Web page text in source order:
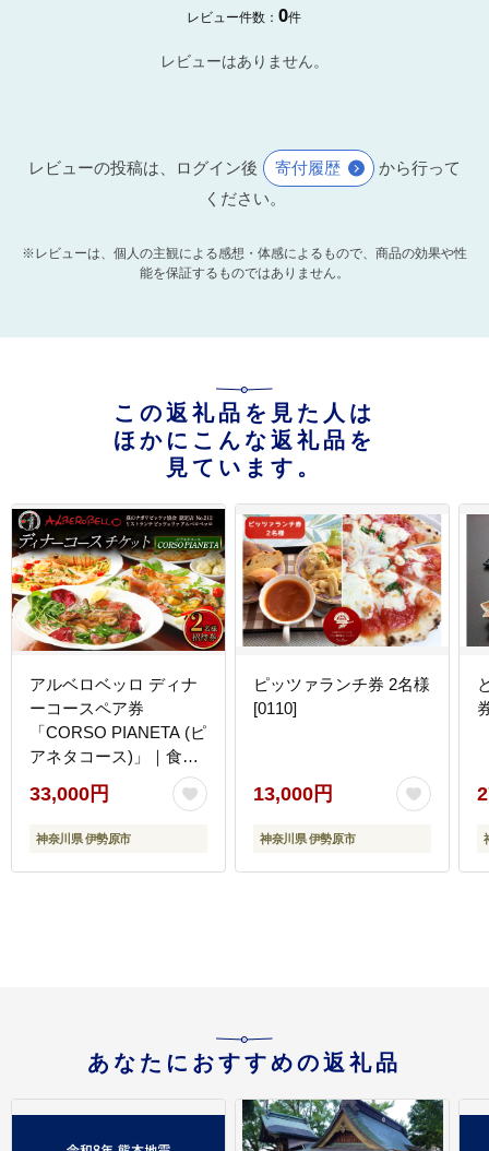
レビュー件数：0件
レビューはありません。
レビューの投稿は、ログイン後 寄付履歴
から行って
ください。
※レビューは、個人の主観による感想・体感によるもので、商品の効果や性
能を保証するものではありません。
この返礼品を見た人は
ほかにこんな返礼品を
見ています。
アルベロベッロ ディナ
ーコースペア券
「CORSO PIANETA (ピ
アネタコース)」｜食事
券 レストラン 贅沢 ご褒
美 グルメ 神奈川県 本格
薪窯焼きピッツア
33,000円
神奈川県 伊勢原市
ピッツァランチ券 2名様
[0110]
13,000円
神奈川県 伊勢原市
あなたにおすすめの返礼品